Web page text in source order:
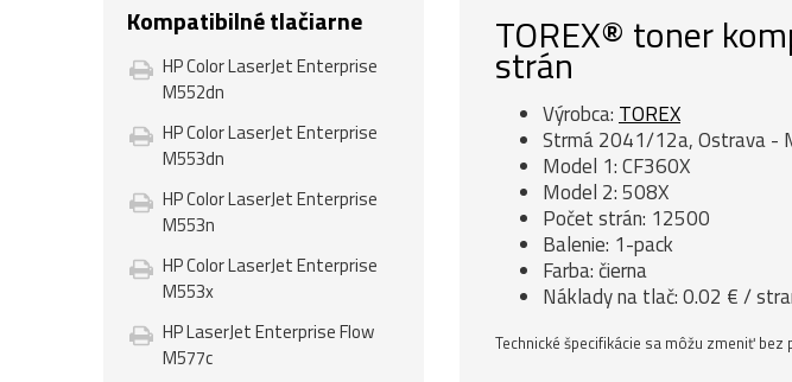
Kompatibilné tlačiarne
HP Color LaserJet Enterprise
M552dn
HP Color LaserJet Enterprise
M553dn
HP Color LaserJet Enterprise
M553n
HP Color LaserJet Enterprise
M553x
HP LaserJet Enterprise Flow
M577c
TOREX® toner
strán
Výrobca: TOREX
Strmá 2041/12a, Ostrava -
Model 1: CF360X
Model 2: 508X
Počet strán: 12500
Balenie: 1-pack
Farba: čierna
Náklady na tlač: 0.02 € /
Technické špecifikácie sa môžu zmeniť